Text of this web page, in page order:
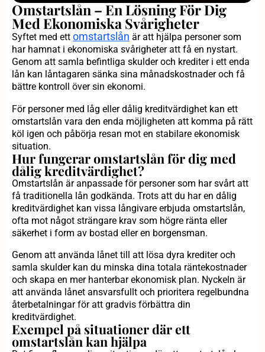
Omstartslån – En Lösning För Dig
Med Ekonomiska Svårigheter
Syftet med ett omstartslån är att hjälpa personer som
har hamnat i ekonomiska svårigheter att få en nystart.
Genom att samla befintliga skulder och krediter i ett enda
lån kan låntagaren sänka sina månadskostnader och få
bättre kontroll över sin ekonomi.
För personer med låg eller dålig kreditvärdighet kan ett
omstartslån vara den enda möjligheten att komma på rätt
köl igen och påbörja resan mot en stabilare ekonomisk
situation.
Hur fungerar omstartslån för dig med
dålig kreditvärdighet?
Omstartslån är anpassade för personer som har svårt att
få traditionella lån godkända. Trots att du har en dålig
kreditvärdighet kan vissa långivare erbjuda omstartslån,
ofta mot något strängare krav som högre ränta eller
säkerhet i form av bostad eller en borgensman.
Genom att använda lånet till att lösa dyra krediter och
samla skulder kan du minska dina totala räntekostnader
och skapa en mer hanterbar ekonomisk plan. Nyckeln är
att använda lånet ansvarsfullt och prioritera regelbundna
återbetalningar för att gradvis förbättra din
kreditvärdighet.
Exempel på situationer där ett
omstartslån kan hjälpa